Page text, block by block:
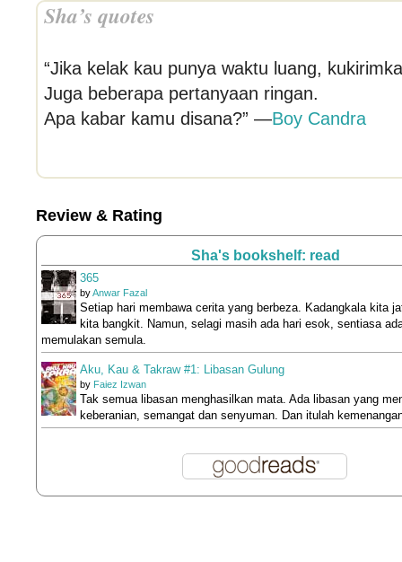
Sha’s quotes
“Jika kelak kau punya waktu luang,
Juga beberapa pertanyaan ringan.
Apa kabar kamu disana?” —Boy Candra
Review & Rating
Sha's bookshelf: read
365
byAnwar Fazal
Setiap hari membawa cerita yang berbeza. Kadangkala kita
kita bangkit. Namun, selagi masih ada hari esok, sentiasa
memulakan semula.
Aku, Kau & Takraw #1: Libasan Gulung
by Faiez Izwan
Tak semua libasan menghasilkan mata. Ada libasan yang
keberanian, semangat dan senyuman. Dan itulah